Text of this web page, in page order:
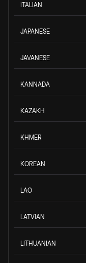
ITALIAN
JAPANESE
JAVANESE
KANNADA
KAZAKH
KHMER
KOREAN
LAO
LATVIAN
LITHUANIAN